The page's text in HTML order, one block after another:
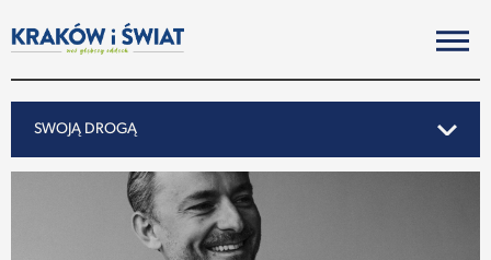
SWOJĄ DROGĄ
SWOJĄ DROGĄ